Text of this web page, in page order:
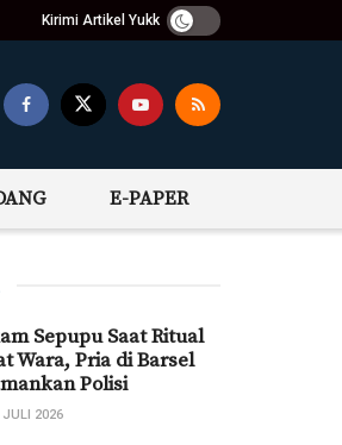
Kirimi Artikel Yukk
E-PAPER
Sepupu Saat Ritual
Wara, Pria di Barsel
Polisi
2026